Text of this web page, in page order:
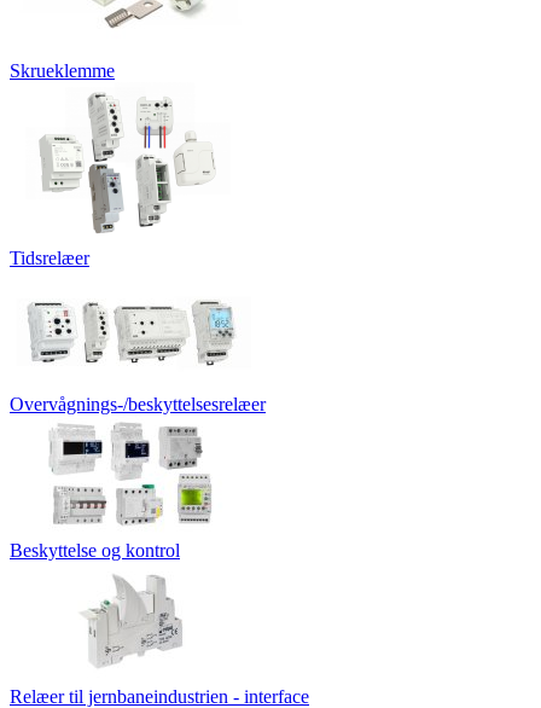
Skrueklemme
Tidsrelæer
Overvågnings-/beskyttelsesrelæer
Beskyttelse og kontrol
Relæer til jernbaneindustrien - interface